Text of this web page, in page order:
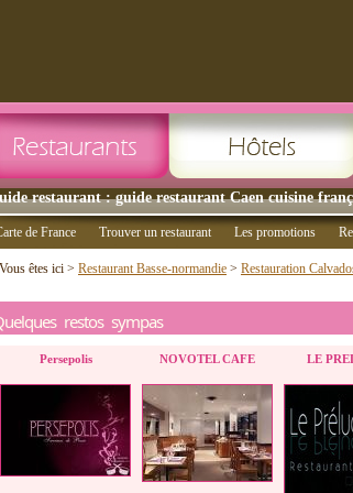
restaurant : guide restaurant Caen cuisine
de France Trouver un restaurant Les promotions
Vous êtes ici > Restaurant Basse-normandie > Restauration
restos sympas
Persepolis NOVOTEL CAFE LE